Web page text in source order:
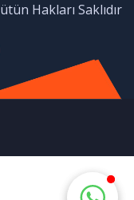
Hakları Saklıdır